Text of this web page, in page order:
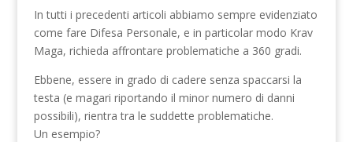
In tutti i precedenti articoli abbiamo sempre evidenziato
come fare Difesa Personale, e in particolar modo Krav
Maga, richieda affrontare problematiche a 360 gradi.
Ebbene, essere in grado di cadere senza spaccarsi la
testa (e magari riportando il minor numero di danni
possibili), rientra tra le suddette problematiche.
Un esempio?